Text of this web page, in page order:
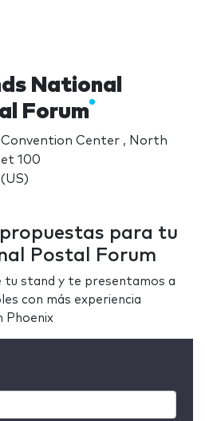
National
Forum
Convention Center , North
100
para tu
Postal Forum
tu stand y te presentamos a
con más experiencia
Phoenix